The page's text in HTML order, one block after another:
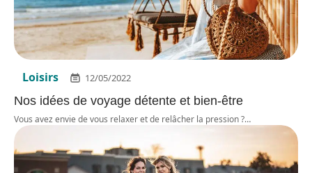
Loisirs 12/05/2022
Nos idées de voyage détente et bien-être
Vous avez envie de vous relaxer et de relâcher la pression ?…